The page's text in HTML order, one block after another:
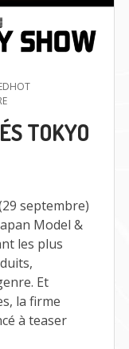
SUR
NOUVEAUTÉS
TOKYOTOKYO
septembre)
Model &
les plus
Et
la firme
à teaser